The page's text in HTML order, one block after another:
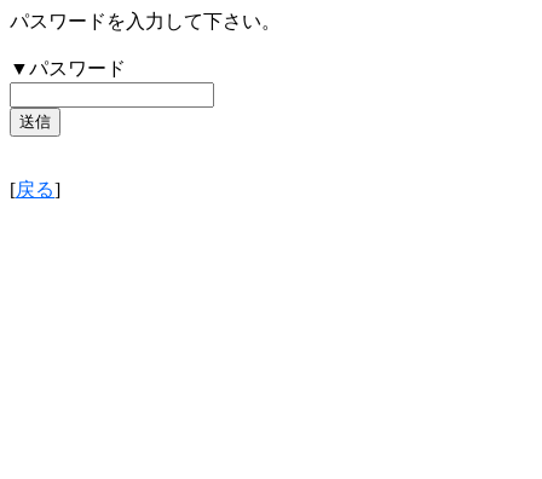
パスワードを入力して下さい。
▼パスワード
[戻る]